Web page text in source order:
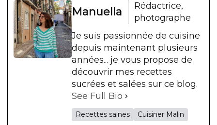
Manuella
Rédactrice,
photographe
Je suis passionnée de cuisine
depuis maintenant plusieurs
années... je vous propose de
découvrir mes recettes
sucrées et salées sur ce blog.
See Full Bio
Recettes saines Cuisiner Malin